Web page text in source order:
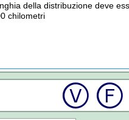
della distribuzione deve
chilometri